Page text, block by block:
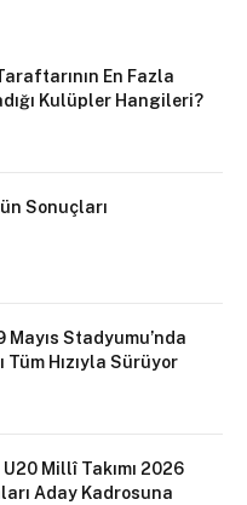
En Fazla
Kulüpler Hangileri?
Sonuçları
Mayıs Stadyumu’nda
Tüm Hızıyla Sürüyor
Millî Takımı 2026
Aday Kadrosuna